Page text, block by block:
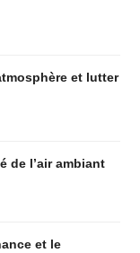
et lutter
de l’air ambiant
et le